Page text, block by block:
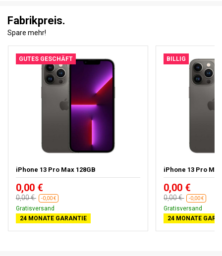
Fabrikpreis.
Spare mehr!
GUTES GESCHÄFT
iPhone 13 Pro Max 128GB
0,00 €
0,00 € -0,00 €
Gratisversand
24 MONATE GARANTIE
BILLIG
iPhone 13 Pro
0,00 €
0,00 € -0,00 €
Gratisversand
24 MONATE